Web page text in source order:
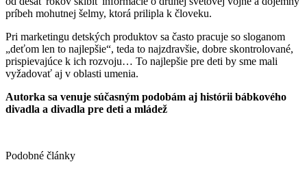
príbeh mohutnej šelmy, ktorá prilipla k človeku.
Pri marketingu detských produktov sa často pracuje so sloganom
„deťom len to najlepšie“, teda to najzdravšie, dobre skontrolované,
prispievajúce k ich rozvoju… To najlepšie pre deti by sme mali
vyžadovať aj v oblasti umenia.
Autorka sa venuje súčasným podobám aj histórii bábkového
divadla a divadla pre deti a mládež
Podobné články